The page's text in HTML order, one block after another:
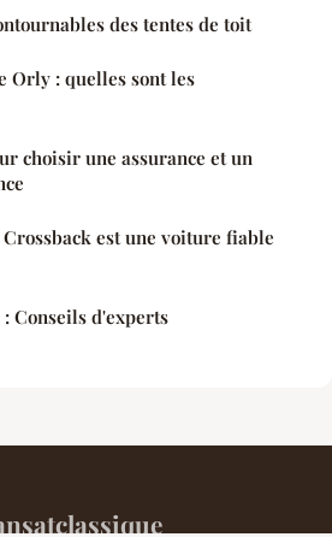
des tentes de toit
Orly : quelles sont les
choisir une assurance et un
est une voiture fiable
Conseils d'experts